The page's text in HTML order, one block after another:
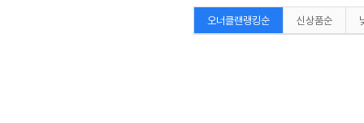
오너클랜랭킹순 신상품순